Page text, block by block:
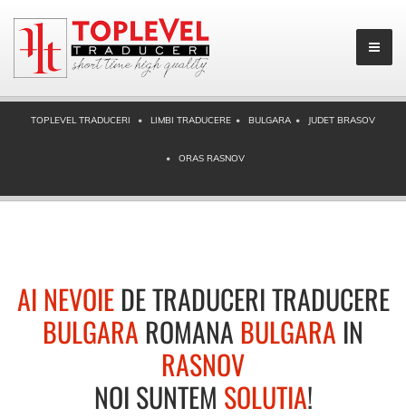
TOPLEVEL TRADUCERI LIMBI TRADUCERE BULGARA JUDET BRASOV
ORAS RASNOV
AI NEVOIEDE TRADUCERI TRADUCERE
BULGARA ROMANA BULGARA IN
RASNOV
NOI SUNTEM SOLUTIA!